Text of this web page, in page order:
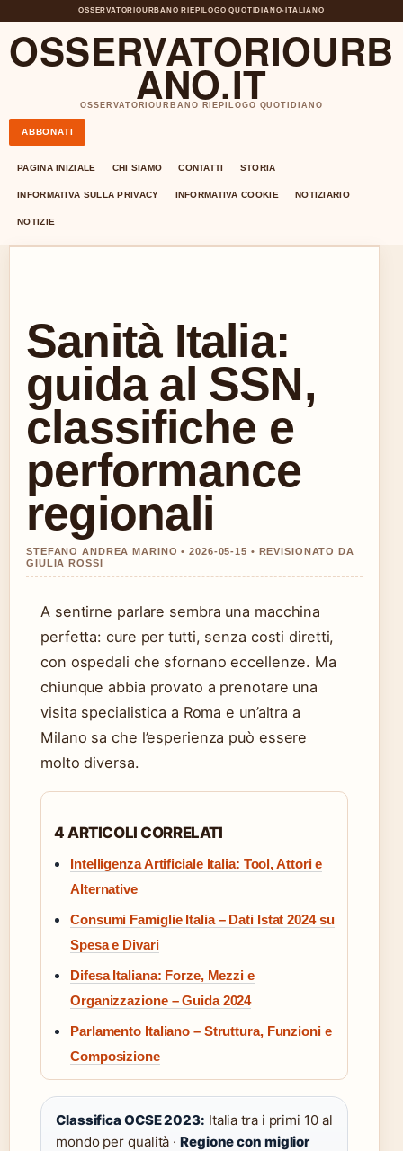
OSSERVATORIOURBANO RIEPILOGO QUOTIDIANO• ITALIANO
OSSERVATORIOURB
ANO.IT
OSSERVATORIOURBANO RIEPILOGO QUOTIDIANO
ABBONATI
PAGINA INIZIALE CHI SIAMO CONTATTI STORIA
INFORMATIVA SULLA PRIVACY INFORMATIVA COOKIE NOTIZIARIO
NOTIZIE
Sanità Italia:
guida al SSN,
classifiche e
performance
regionali
STEFANO ANDREA MARINO • 2026-05-15 • REVISIONATO DA
GIULIA ROSSI
A sentirne parlare sembra una macchina
perfetta: cure per tutti, senza costi diretti,
con ospedali che sfornano eccellenze. Ma
chiunque abbia provato a prenotare una
visita specialistica a Roma e un’altra a
Milano sa che l’esperienza può essere
molto diversa.
4 ARTICOLI CORRELATI
Intelligenza Artificiale Italia: Tool, Attori e
Alternative
Consumi Famiglie Italia – Dati Istat 2024 su
Spesa e Divari
Difesa Italiana: Forze, Mezzi e
Organizzazione – Guida 2024
Parlamento Italiano – Struttura, Funzioni e
Composizione
Classifica OCSE 2023: Italia tra i primi 10 al
mondo per qualità · Regione con miglior